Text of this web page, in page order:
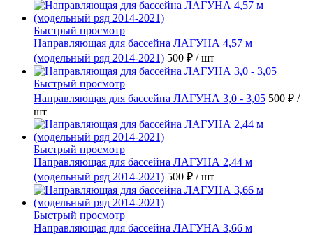
Быстрый просмотр
Направляющая для бассейна ЛАГУНА 4,57 м
(модельный ряд 2014-2021) 500 ₽ / шт
Быстрый просмотр
Направляющая для бассейна ЛАГУНА 3,0 - 3,05 500 ₽ /
шт
Быстрый просмотр
Направляющая для бассейна ЛАГУНА 2,44 м
(модельный ряд 2014-2021) 500 ₽ / шт
Быстрый просмотр
Направляющая для бассейна ЛАГУНА 3,66 м